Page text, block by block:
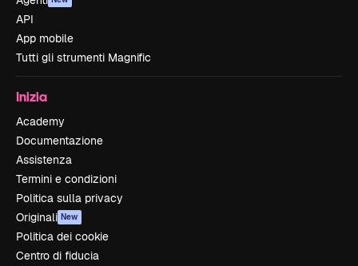
API
App mobile
Tutti gli strumenti Magnific
Inizia
Academy
Documentazione
Assistenza
Termini e condizioni
Politica sulla privacy
Originali New
Politica dei cookie
Centro di fiducia